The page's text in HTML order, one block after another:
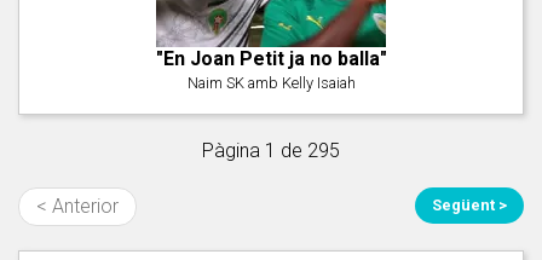
"En Joan Petit ja no balla"
Naim SK amb Kelly Isaiah
Pàgina 1 de 295
< Anterior Següent >